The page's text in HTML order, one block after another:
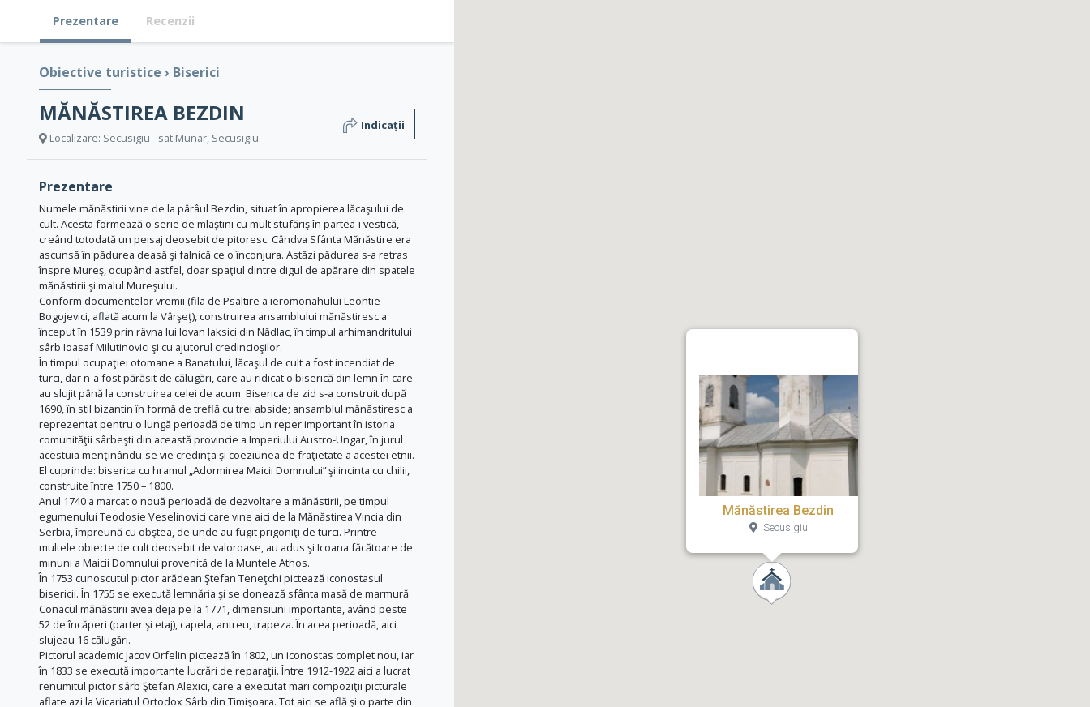
Prezentare Recenzii
Obiective turistice › Biserici
MĂNĂSTIREA BEZDIN
Localizare: Secusigiu - sat Munar, Secusigiu
Indicații
Prezentare
Numele mănăstirii vine de la pârâul Bezdin, situat în apropierea lăcaşului de
cult. Acesta formează o serie de mlaştini cu mult stufăriş în partea-i vestică,
creând totodată un peisaj deosebit de pitoresc. Cândva Sfânta Mănăstire era
ascunsă în pădurea deasă şi falnică ce o înconjura. Astăzi pădurea s-a retras
înspre Mureş, ocupând astfel, doar spaţiul dintre digul de apărare din spatele
mănăstirii şi malul Mureşului.
Conform documentelor vremii (fila de Psaltire a ieromonahului Leontie
Bogojevici, aflată acum la Vârşeţ), construirea ansamblului mănăstiresc a
început în 1539 prin râvna lui Iovan Iaksici din Nădlac, în timpul arhimandritului
sârb Ioasaf Milutinovici şi cu ajutorul credincioşilor.
În timpul ocupaţiei otomane a Banatului, lăcaşul de cult a fost incendiat de
turci, dar n-a fost părăsit de călugări, care au ridicat o biserică din lemn în care
au slujit până la construirea celei de acum. Biserica de zid s-a construit după
1690, în stil bizantin în formă de treflă cu trei abside; ansamblul mănăstiresc a
reprezentat pentru o lungă perioadă de timp un reper important în istoria
comunităţii sârbeşti din această provincie a Imperiului Austro-Ungar, în jurul
acestuia menţinându-se vie credinţa şi coeziunea de fraţietate a acestei etnii.
El cuprinde: biserica cu hramul „Adormirea Maicii Domnului” şi incinta cu chilii,
construite între 1750 – 1800.
Anul 1740 a marcat o nouă perioadă de dezvoltare a mănăstirii, pe timpul
egumenului Teodosie Veselinovici care vine aici de la Mănăstirea Vincia din
Serbia, împreună cu obştea, de unde au fugit prigoniţi de turci. Printre
multele obiecte de cult deosebit de valoroase, au adus şi Icoana făcătoare de
minuni a Maicii Domnului provenită de la Muntele Athos.
În 1753 cunoscutul pictor arădean Ştefan Teneţchi pictează iconostasul
bisericii. În 1755 se execută lemnăria şi se donează sfânta masă de marmură.
Conacul mănăstirii avea deja pe la 1771, dimensiuni importante, având peste
52 de încăperi (parter şi etaj), capela, antreu, trapeza. În acea perioadă, aici
slujeau 16 călugări.
Pictorul academic Jacov Orfelin pictează în 1802, un iconostas complet nou, iar
în 1833 se execută importante lucrări de reparaţii. Între 1912-1922 aici a lucrat
renumitul pictor sârb Ştefan Alexici, care a executat mari compoziţii picturale
aflate azi la Vicariatul Ortodox Sârb din Timişoara. Tot aici se află şi o parte din
Mănăstirea Bezdin
Secusigiu